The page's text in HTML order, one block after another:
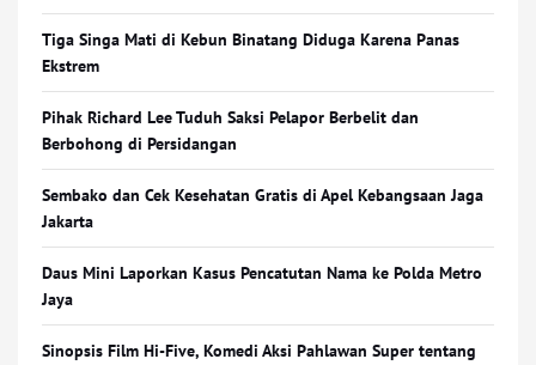
Tiga Singa Mati di Kebun Binatang Diduga Karena Panas
Ekstrem
Pihak Richard Lee Tuduh Saksi Pelapor Berbelit dan
Berbohong di Persidangan
Sembako dan Cek Kesehatan Gratis di Apel Kebangsaan Jaga
Jakarta
Daus Mini Laporkan Kasus Pencatutan Nama ke Polda Metro
Jaya
Sinopsis Film Hi-Five, Komedi Aksi Pahlawan Super tentang